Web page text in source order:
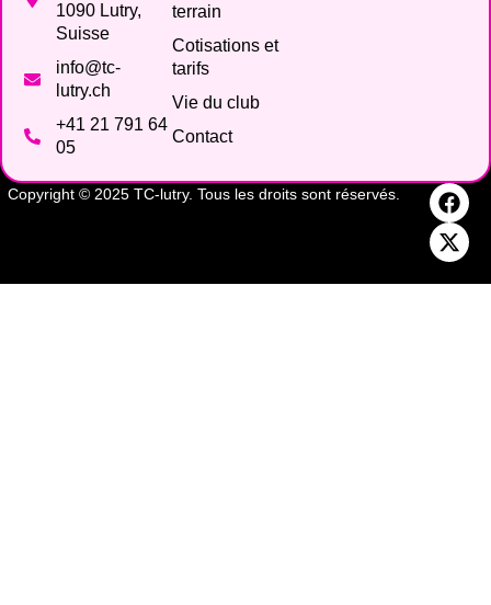
1090 Lutry,
Suisse
info@tc-
lutry.ch
+41 21 791 64
05
terrain
Cotisations et
tarifs
Vie du club
Contact
Copyright © 2025 TC-lutry. Tous les droits sont réservés.